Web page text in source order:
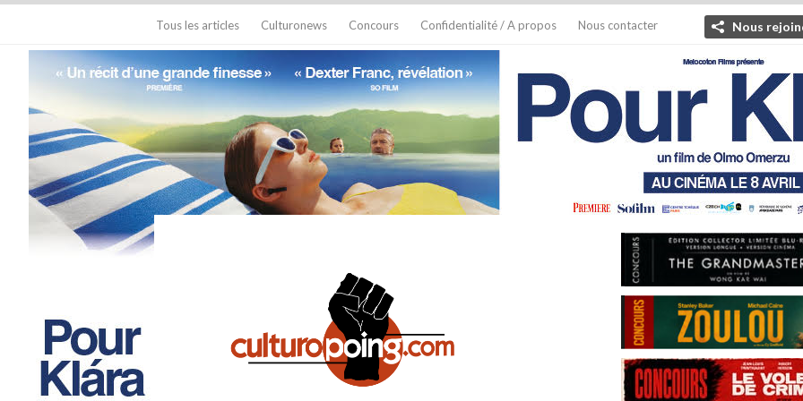
Tous les articles Culturonews Concours Confidentialité / A propos Nous contacter Nous